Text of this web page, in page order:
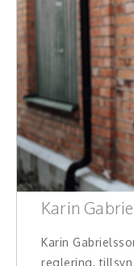
Musiker
Something a
Underhållning
Affärsnytta
Karin
Karin
reglering,